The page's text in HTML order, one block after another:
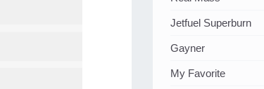
Jetfuel Superburn
Gayner
My Favorite